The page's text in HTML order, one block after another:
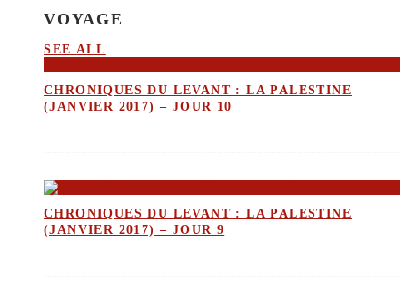
VOYAGE
SEE ALL
CHRONIQUES DU LEVANT : LA PALESTINE
(JANVIER 2017) – JOUR 10
CHRONIQUES DU LEVANT : LA PALESTINE
(JANVIER 2017) – JOUR 9